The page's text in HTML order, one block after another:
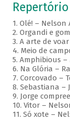
Repertório
1. Olé! – Nelson
2. Organdi e
3. A arte de
4. Meio de
5. Amphibious
6. Na Glória –
7. Corcovado –
8. Sebastiana –
9. Jorge
10. Vitor –
11. Só xote –